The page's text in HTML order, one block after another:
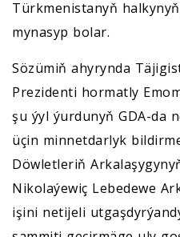
Türkmenistanyň
mynasyp bolar.
Sözümiň ahyrynda
Prezidenti hormatly
şu ýyl ýurdunyň GDA-da
üçin minnetdarlyk
Döwletleriň
Nikolaýewiç Lebedewe
işini netijeli